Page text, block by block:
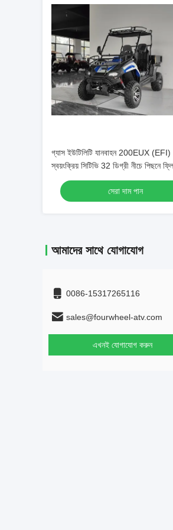
গ্যাস ইউটিলিটি যানবাহন 200EUX
স্বয়ংক্রিয় সিটিভি 32 ডিগ্রী নীচে পিছনে
সেরা দাম পান
আমাদের সাথে যোগাযোগ
0086-15317265116
sales@fourwheel-atv.com
এখনই যোগাযোগ করুন